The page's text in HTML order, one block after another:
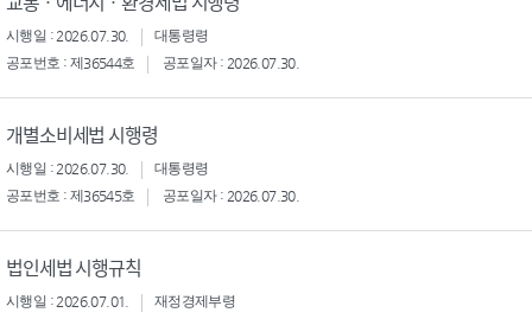
시행일 : 2026.07.30.
대통령령
공포번호 : 제36544호
공포일자 : 2026.07.30.
개별소비세법 시행령
시행일 : 2026.07.30.
대통령령
공포번호 : 제36545호
공포일자 : 2026.07.30.
법인세법 시행규칙
시행일 : 2026.07.01.
재정경제부령